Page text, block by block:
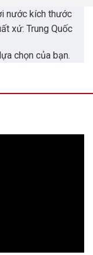
nước kích thước
xứ: Trung Quốc
chọn của bạn.